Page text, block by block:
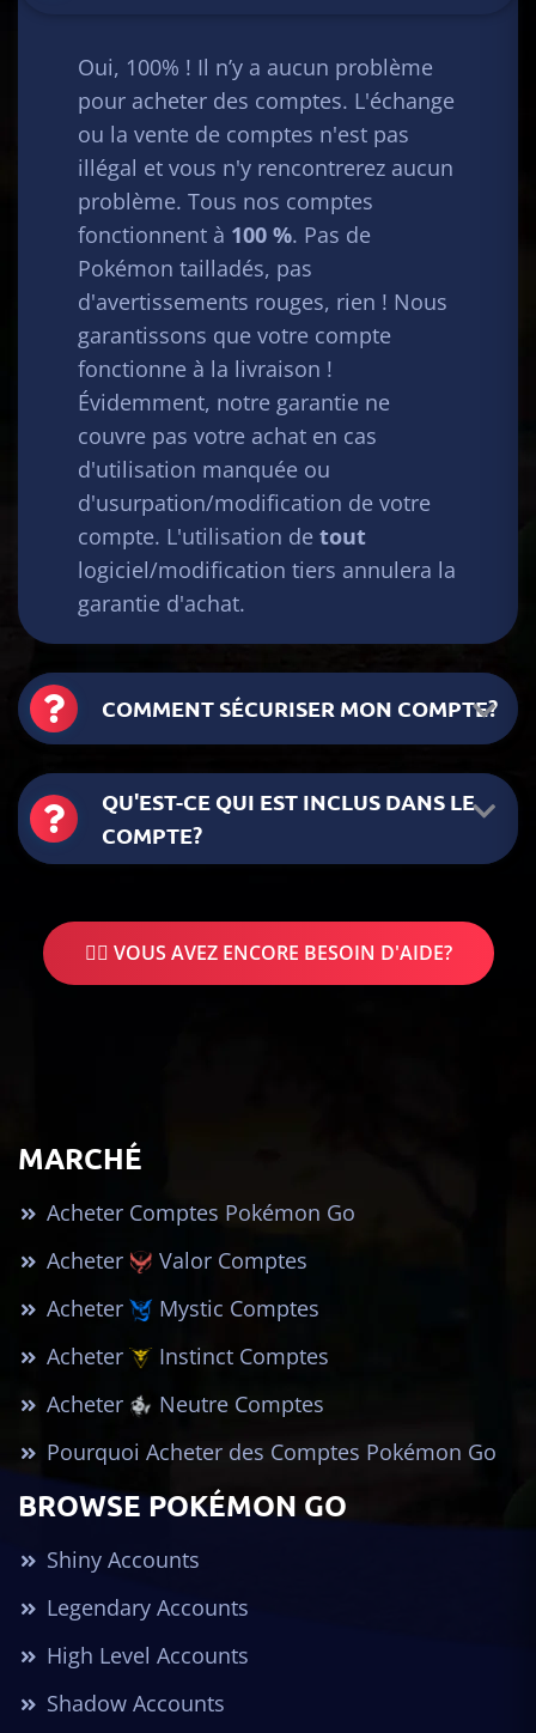
Oui, 100% ! Il n’y a aucun problème
pour acheter des comptes. L'échange
ou la vente de comptes n'est pas
illégal et vous n'y rencontrerez aucun
problème. Tous nos comptes
fonctionnent à 100 %. Pas de
Pokémon tailladés, pas
d'avertissements rouges, rien ! Nous
garantissons que votre compte
fonctionne à la livraison !
Évidemment, notre garantie ne
couvre pas votre achat en cas
d'utilisation manquée ou
d'usurpation/modification de votre
compte. L'utilisation de tout
logiciel/modification tiers annulera la
garantie d'achat.
COMMENT SÉCURISER MON COMPTE?
QU'EST-CE QUI EST INCLUS DANS LE
COMPTE?
🤷‍♂️ VOUS AVEZ ENCORE BESOIN D'AIDE?
MARCHÉ
Acheter Comptes Pokémon Go
Acheter
Valor Comptes
Acheter
Mystic Comptes
Acheter
Instinct Comptes
Acheter
Neutre Comptes
Pourquoi Acheter des Comptes Pokémon Go
BROWSE POKÉMON GO
Shiny Accounts
Legendary Accounts
High Level Accounts
Shadow Accounts